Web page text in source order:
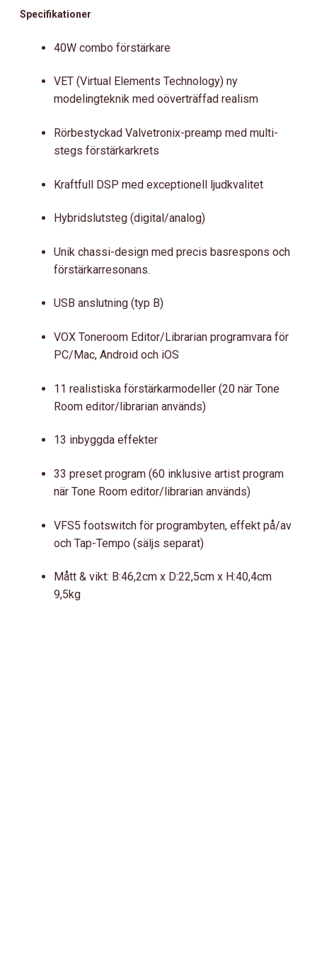
Specifikationer
40W combo förstärkare
VET (Virtual Elements Technology) ny
modelingteknik med oöverträffad realism
Rörbestyckad Valvetronix-preamp med multi-
stegs förstärkarkrets
Kraftfull DSP med exceptionell ljudkvalitet
Hybridslutsteg (digital/analog)
Unik chassi-design med precis basrespons och
förstärkarresonans.
USB anslutning (typ B)
VOX Toneroom Editor/Librarian programvara för
PC/Mac, Android och iOS
11 realistiska förstärkarmodeller (20 när Tone
Room editor/librarian används)
13 inbyggda effekter
33 preset program (60 inklusive artist program
när Tone Room editor/librarian används)
VFS5 footswitch för programbyten, effekt på/av
och Tap-Tempo (säljs separat)
Mått & vikt: B:46,2cm x D:22,5cm x H:40,4cm
9,5kg